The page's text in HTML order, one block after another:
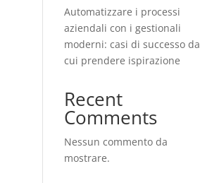
Automatizzare i processi
aziendali con i gestionali
moderni: casi di successo da
cui prendere ispirazione
Recent
Comments
Nessun commento da
mostrare.